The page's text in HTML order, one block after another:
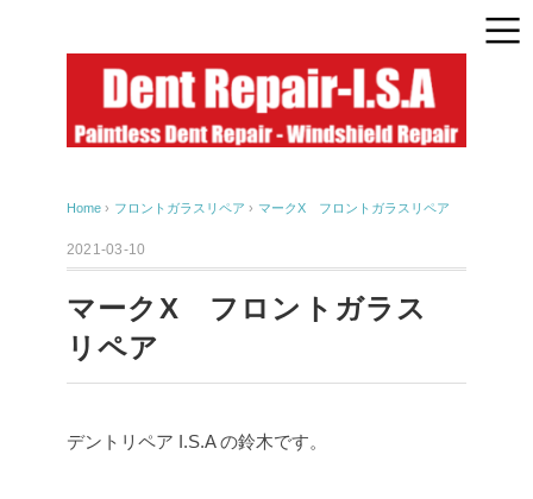
Home › フロントガラスリペア › マークX フロントガラスリペア
2021-03-10
マークX フロントガラス
リペア
デントリペア I.S.A の鈴木です。